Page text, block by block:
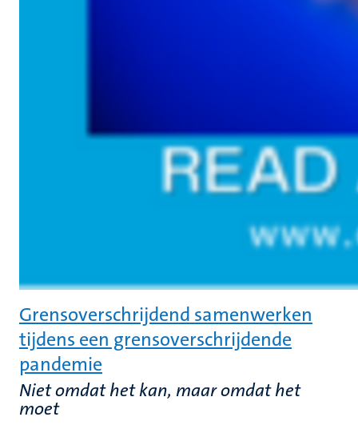
Grensoverschrijdend samenwerken
tijdens een grensoverschrijdende
pandemie
Niet omdat het kan, maar omdat het
moet